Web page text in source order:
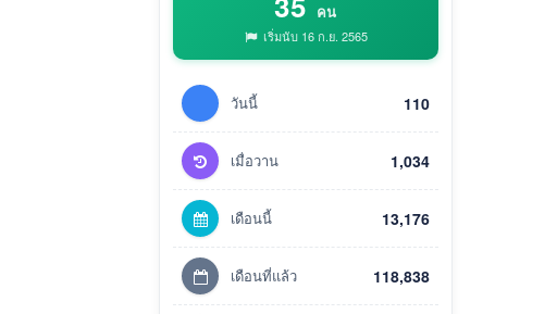
คน
เริ่มนับ 16 ก.ย. 2565
วันนี้ 110
เมื่อวาน 1,034
เดือนนี้ 13,176
เดือนที่แล้ว 118,838